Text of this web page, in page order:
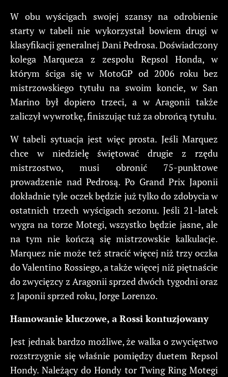
W obu wyścigach swojej szansy na odrobienie
starty w tabeli nie wykorzystał bowiem drugi w
klasyfikacji generalnej Dani Pedrosa. Doświadczony
kolega Marqueza z zespołu Repsol Honda, w
którym ściga się w MotoGP od 2006 roku bez
mistrzowskiego tytułu na swoim koncie, w San
Marino był dopiero trzeci, a w Aragonii także
zaliczył wywrotkę, finiszując tuż za obrońcą tytułu.
W tabeli sytuacja jest więc prosta. Jeśli Marquez
chce w niedzielę świętować drugie z rzędu
mistrzostwo, musi obronić 75-punktowe
prowadzenie nad Pedrosą. Po Grand Prix Japonii
dokładnie tyle oczek będzie już tylko do zdobycia w
ostatnich trzech wyścigach sezonu. Jeśli 21-latek
wygra na torze Motegi, wszystko będzie jasne, ale
na tym nie kończą się mistrzowskie kalkulacje.
Marquez nie może też stracić więcej niż trzy oczka
do Valentino Rossiego, a także więcej niż piętnaście
do zwycięzcy z Aragonii sprzed dwóch tygodni oraz
z Japonii sprzed roku, Jorge Lorenzo.
Hamowanie kluczowe, a Rossi kontuzjowany
Jest jednak bardzo możliwe, że walka o zwycięstwo
rozstrzygnie się właśnie pomiędzy duetem Repsol
Hondy. Należący do Hondy tor Twing Ring Motegi